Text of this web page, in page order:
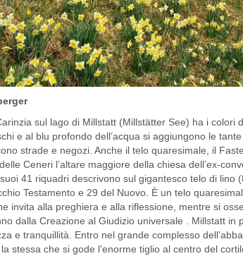
sul lago di Millstatt (Millstätter See) ha i colori
e al blu profondo dell’acqua si aggiungono le tante
strade e negozi. Anche il telo quaresimale, il
Ceneri l’altare maggiore della chiesa dell’ex-
41 riquadri descrivono sul gigantesco telo di lino
Testamento e 29 del Nuovo. È un telo
invita alla preghiera e alla riflessione, mentre si
dalla Creazione al Giudizio universale . Millstatt in
e tranquillità. Entro nel grande complesso
stessa che si gode l’enorme tiglio al centro del